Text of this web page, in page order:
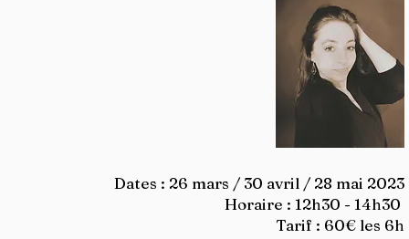
Dates : 26 mars / 30 avril / 28 mai 2023
Horaire : 12h30 - 14h30
Tarif : 60€ les 6h